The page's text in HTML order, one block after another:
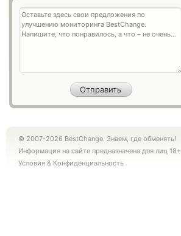
© 2007-2026 BestChange. Знаем, где обменять!
Информация на сайте предназначена для лиц 18+
Условия & Конфиденциальность